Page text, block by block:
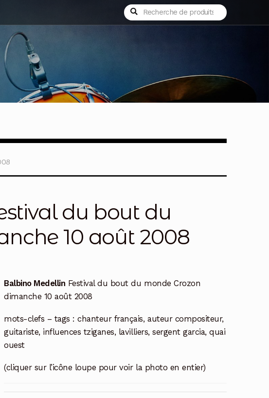
Recherche
pour :
Recherche
du bout du
10 août 2008
Balbino Medellin Festival du bout du monde Crozon
dimanche 10 août 2008
mots-clefs – tags : chanteur français, auteur compositeur,
guitariste, influences tziganes, lavilliers, sergent garcia, quai
ouest
(cliquer sur l’icône loupe pour voir la photo en entier)